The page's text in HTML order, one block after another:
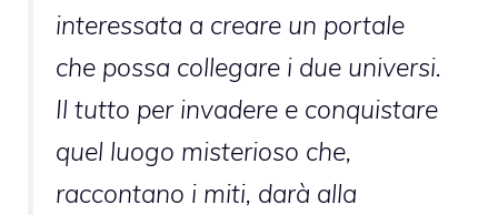
interessata a creare un portale
che possa collegare i due universi.
Il tutto per invadere e conquistare
quel luogo misterioso che,
raccontano i miti, darà alla